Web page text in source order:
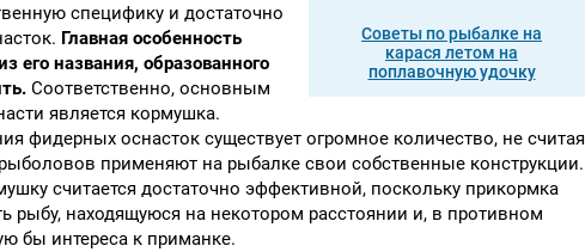
Советы по рыбалке на
карася летом на
поплавочную удочку
специфику и достаточно
Главная особенность
его названия, образованного
Соответственно, основным
является кормушка.
фидерных оснасток существует огромное количество, не считая
применяют на рыбалке свои собственные конструкции.
считается достаточно эффективной, поскольку прикормка
рыбу, находящуюся на некотором расстоянии и, в противном
бы интереса к приманке.